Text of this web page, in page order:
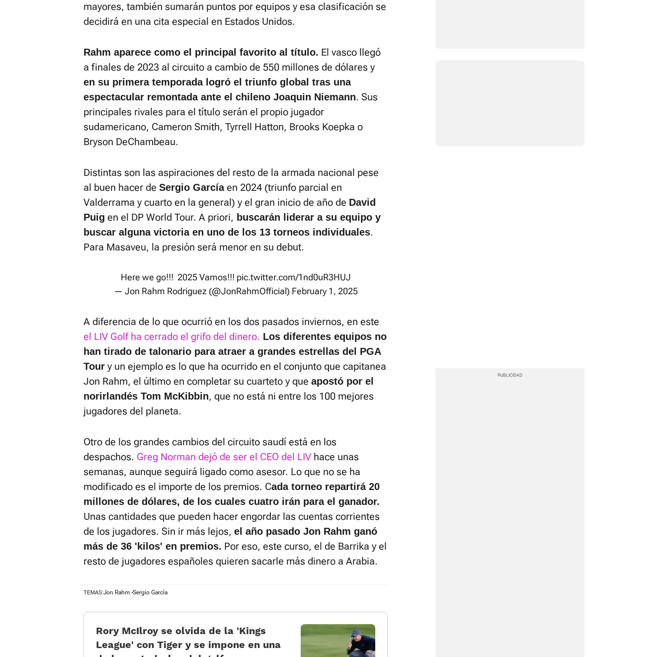
mayores, también sumarán puntos por equipos y esa clasificación se
decidirá en una cita especial en Estados Unidos.
Rahm aparece como el principal favorito al título. El vasco llegó
a finales de 2023 al circuito a cambio de 550 millones de dólares y
en su primera temporada logró el triunfo global tras una
espectacular remontada ante el chileno Joaquin Niemann. Sus
principales rivales para el título serán el propio jugador
sudamericano, Cameron Smith, Tyrrell Hatton, Brooks Koepka o
Bryson DeChambeau.
Distintas son las aspiraciones del resto de la armada nacional pese
al buen hacer de Sergio Garcíaen 2024 (triunfo parcial en
Valderrama y cuarto en la general) y el gran inicio de año de David
Puig en el DP World Tour. A priori, buscarán liderar a su equipo y
buscar alguna victoria en uno de los 13 torneos individuales.
Para Masaveu, la presión será menor en su debut.
Here we go!!! 2025 Vamos!!! pic.twitter.com/1nd0uR3HUJ
— Jon Rahm Rodriguez (@JonRahmOfficial) February 1, 2025
A diferencia de lo que ocurrió en los dos pasados inviernos, en este
el LIV Golf ha cerrado el grifo del dinero. Los diferentes equipos no
han tirado de talonario para atraer a grandes estrellas del PGA
Tour y un ejemplo es lo que ha ocurrido en el conjunto que capitanea
Jon Rahm, el último en completar su cuarteto y que apostó por el
norirlandés Tom McKibbin, que no está ni entre los 100 mejores
jugadores del planeta.
Otro de los grandes cambios del circuito saudí está en los
despachos. Greg Norman dejó de ser el CEO del LIVhace unas
semanas, aunque seguirá ligado como asesor. Lo que no se ha
modificado es el importe de los premios. Cada torneo repartirá 20
millones de dólares, de los cuales cuatro irán para el ganador.
Unas cantidades que pueden hacer engordar las cuentas corrientes
de los jugadores. Sin ir más lejos, el año pasado Jon Rahm ganó
más de 36 'kilos' en premios. Por eso, este curso, el de Barrika y el
resto de jugadores españoles quieren sacarle más dinero a Arabia.
TEMAS:Jon Rahm Sergio García
Rory McIlroy se olvida de la 'Kings
League' con Tiger y se impone en una